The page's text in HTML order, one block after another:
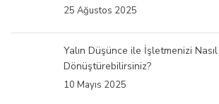
25 Ağustos 2025
Yalın Düşünce ile İşletmenizi Nasıl
Dönüştürebilirsiniz?
10 Mayıs 2025